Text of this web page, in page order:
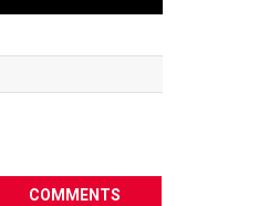
COMMENTS